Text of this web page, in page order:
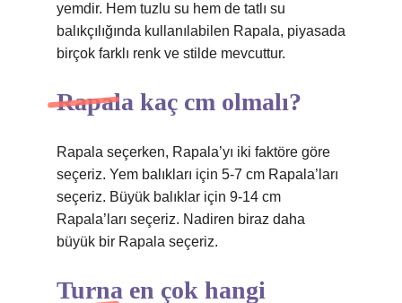
yemdir. Hem tuzlu su hem de tatlı su
balıkçılığında kullanılabilen Rapala, piyasada
birçok farklı renk ve stilde mevcuttur.
Rapala kaç cm olmalı?
Rapala seçerken, Rapala’yı iki faktöre göre
seçeriz. Yem balıkları için 5-7 cm Rapala’ları
seçeriz. Büyük balıklar için 9-14 cm
Rapala’ları seçeriz. Nadiren biraz daha
büyük bir Rapala seçeriz.
Turna en çok hangi